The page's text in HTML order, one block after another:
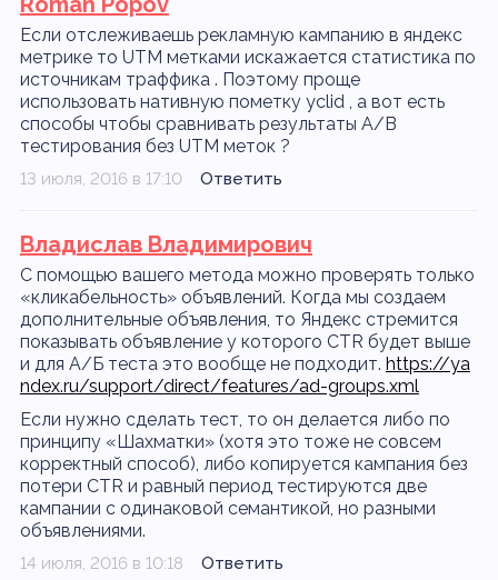
Если отслеживаешь рекламную кампанию в яндекс
метрике то UTM метками искажается статистика по
источникам траффика . Поэтому проще
использовать нативную пометку yclid , а вот есть
способы чтобы сравнивать результаты A/B
тестирования без UTM меток ?
13 июля, 2016 в 17:10 Ответить
Владислав Владимирович
С помощью вашего метода можно проверять только
«кликабельность» объявлений. Когда мы создаем
дополнительные объявления, то Яндекс стремится
показывать объявление у которого CTR будет выше
и для А/Б теста это вообще не подходит. https://ya
ndex.ru/support/direct/features/ad-groups.xml
Если нужно сделать тест, то он делается либо по
принципу «Шахматки» (хотя это тоже не совсем
корректный способ), либо копируется кампания без
потери CTR и равный период тестируются две
кампании с одинаковой семантикой, но разными
объявлениями.
14 июля, 2016 в 10:18 Ответить